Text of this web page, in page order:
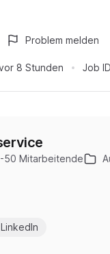
8 Stunden Job ID
Problem melden
50 Mitarbeitende
LinkedIn